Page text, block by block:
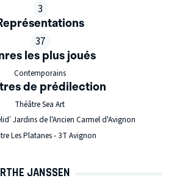
3
37
les plus joués
Contemporains
de prédilection
Théâtre Sea Art
Jardins de l'Ancien Carmel d'Avignon
Les Platanes - 3T Avignon
JANSSEN